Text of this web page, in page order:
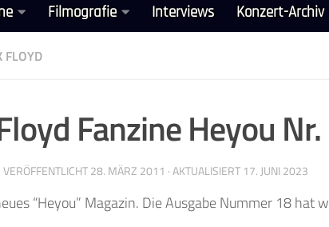
Filmografie Interviews Konzert-Archiv
FLOYD
Fanzine Heyou
· VERÖFFENTLICHT28. MÄRZ 2011 · AKTUALISIERT 17. JUNI 2023
“Heyou” Magazin. Die Ausgabe Nummer 18 hat